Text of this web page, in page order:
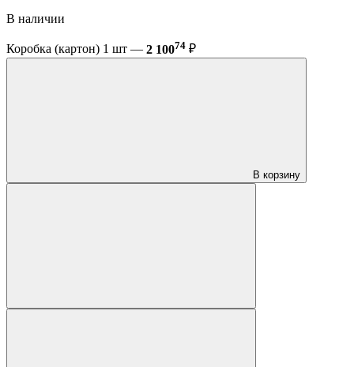
В наличии
Коробка (картон) 1 шт — 2 10074 ₽
В корзину